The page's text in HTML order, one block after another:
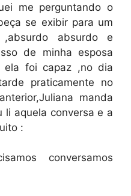
me perguntando o
se exibir para um
absurdo e
de minha esposa
ela foi capaz ,no dia
praticamente no
manda
li aquela conversa e a
:
conversamos